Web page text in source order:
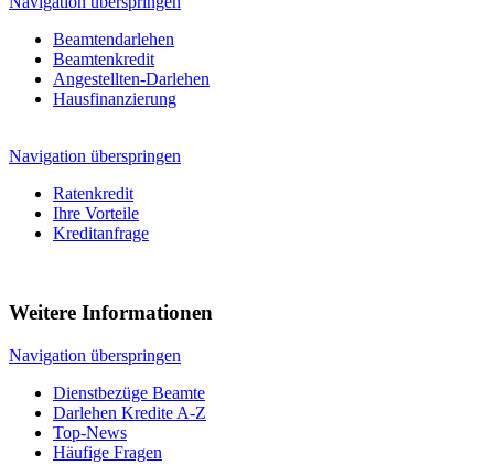
Beamtendarlehen
Beamtenkredit
Angestellten-Darlehen
Hausfinanzierung
Navigation überspringen
Ratenkredit
Ihre Vorteile
Kreditanfrage
Weitere Informationen
Navigation überspringen
Dienstbezüge Beamte
Darlehen Kredite A-Z
Top-News
Häufige Fragen